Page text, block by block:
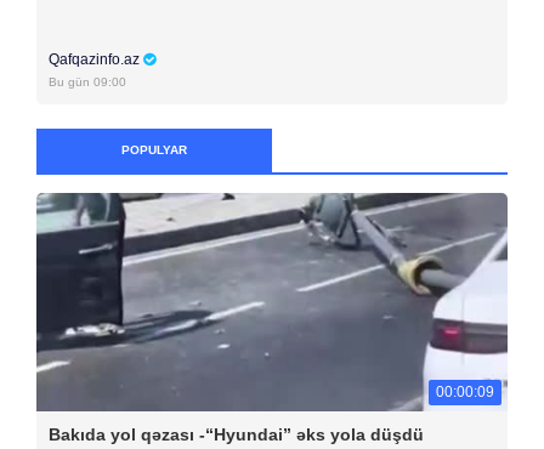
Qafqazinfo.az
Bu gün 09:00
POPULYAR
00:00:09
Bakıda yol qəzası -“Hyundai” əks yola düşdü